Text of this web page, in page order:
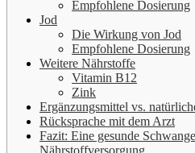
Empfohlene Dosierung
Jod
Die Wirkung von Jod
Empfohlene Dosierung
Weitere Nährstoffe
Vitamin B12
Zink
Ergänzungsmittel vs.
Rücksprache mit dem Arzt
Fazit: Eine gesunde
Nährstoffversorgung